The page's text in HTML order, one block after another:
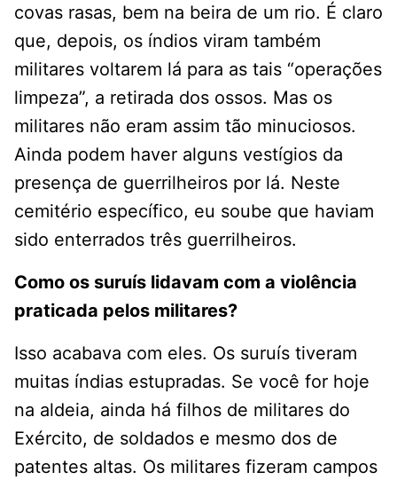
covas rasas, bem na beira de um rio. É claro
que, depois, os índios viram também
militares voltarem lá para as tais “operações
limpeza”, a retirada dos ossos. Mas os
militares não eram assim tão minuciosos.
Ainda podem haver alguns vestígios da
presença de guerrilheiros por lá. Neste
cemitério específico, eu soube que haviam
sido enterrados três guerrilheiros.
Como os suruís lidavam com a violência
praticada pelos militares?
Isso acabava com eles. Os suruís tiveram
muitas índias estupradas. Se você for hoje
na aldeia, ainda há filhos de militares do
Exército, de soldados e mesmo dos de
patentes altas. Os militares fizeram campos